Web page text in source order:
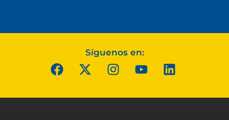
Síguenos en: